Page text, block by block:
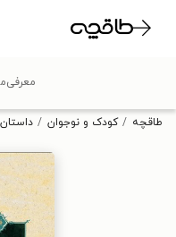
تخفیف
طاقچه کودک و نوجوان
معرفی